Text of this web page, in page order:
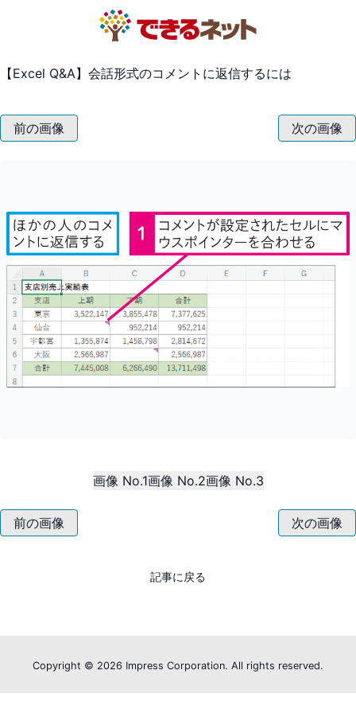
【Excel Q&A】会話形式のコメントに返信するには
前の画像 次の画像
画像 No.1画像 No.2画像 No.3
前の画像 次の画像
記事に戻る
Copyright © 2026 Impress Corporation. All rights reserved.